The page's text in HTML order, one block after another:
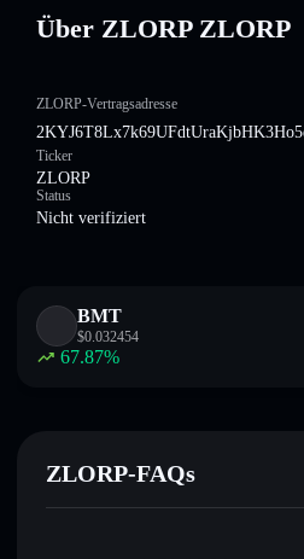
Über ZLORP ZLORP
ZLORP-Vertragsadresse
Ticker
ZLORP
Status
Nicht verifiziert
BMT
$0.032454
67.87%
ZLORP-FAQs